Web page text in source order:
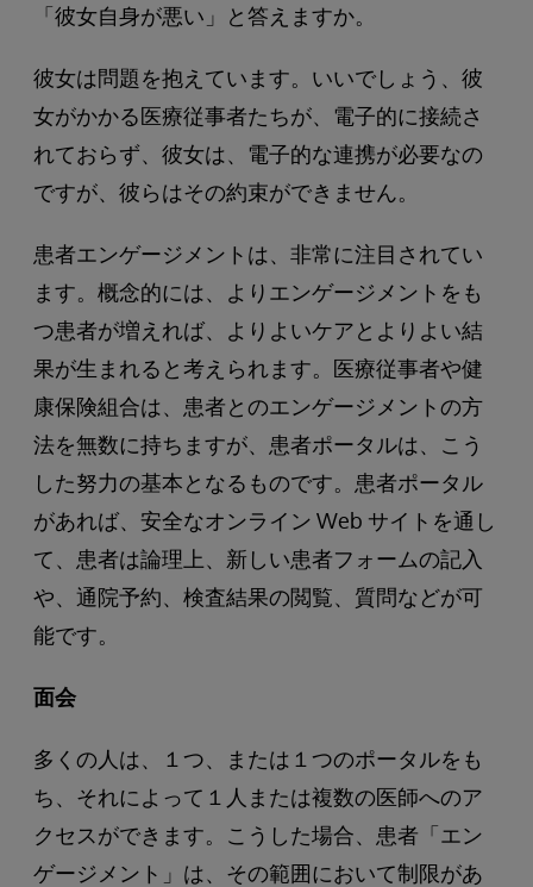
「彼女自身が悪い」と答えますか。
彼女は問題を抱えています。いいでしょう、彼
女がかかる医療従事者たちが、電子的に接続さ
れておらず、彼女は、電子的な連携が必要なの
ですが、彼らはその約束ができません。
患者エンゲージメントは、非常に注目されてい
ます。概念的には、よりエンゲージメントをも
つ患者が増えれば、よりよいケアとよりよい結
果が生まれると考えられます。医療従事者や健
康保険組合は、患者とのエンゲージメントの方
法を無数に持ちますが、患者ポータルは、こう
した努力の基本となるものです。患者ポータル
があれば、安全なオンライン Web サイトを通し
て、患者は論理上、新しい患者フォームの記入
や、通院予約、検査結果の閲覧、質問などが可
能です。
面会
多くの人は、１つ、または１つのポータルをも
ち、それによって１人または複数の医師へのア
クセスができます。こうした場合、患者「エン
ゲージメント」は、その範囲において制限があ